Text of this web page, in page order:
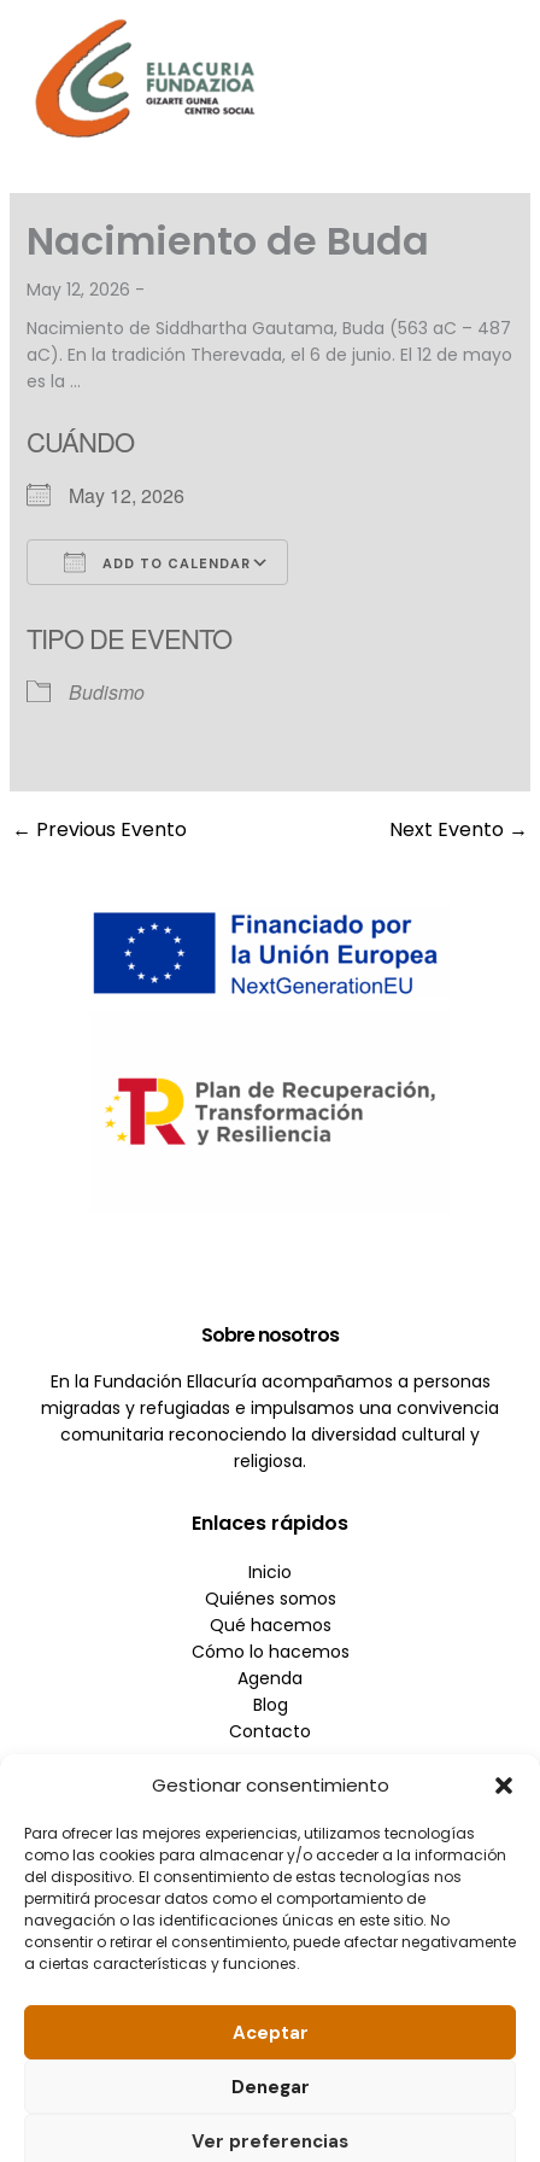
Gestionar consentimiento
Para ofrecer las mejores experiencias, utilizamos tecnologías
como las cookies para almacenar y/o acceder a la información
del dispositivo. El consentimiento de estas tecnologías nos
permitirá procesar datos como el comportamiento de
navegación o las identificaciones únicas en este sitio. No
consentir o retirar el consentimiento, puede afectar negativamente
a ciertas características y funciones.
Aceptar
Denegar
Ver preferencias
content
Nacimiento de Buda
May 12, 2026 -
Nacimiento de Siddhartha Gautama, Buda (563 aC – 487
aC). En la tradición Therevada, el 6 de junio. El 12 de mayo
es la …
CUÁNDO
May 12, 2026
ADD TO CALENDAR
TIPO DE EVENTO
Budismo
← Previous Evento Next Evento →
Sobre nosotros
En la Fundación Ellacuría acompañamos a personas
migradas y refugiadas e impulsamos una convivencia
comunitaria reconociendo la diversidad cultural y
religiosa.
Enlaces rápidos
Inicio
Quiénes somos
Qué hacemos
Cómo lo hacemos
Agenda
Blog
Contacto
Empresa
Aviso Legal
Política de Privacidad
Política de Cookies
Información de contacto
Dirección: Arrupe Etxea C/ Padre Lojendio, 2 - 1º Derecha
- 48008 BILBAO
Teléfono: 944.465.992
Correo electrónico: info@fundacionellacuria.org